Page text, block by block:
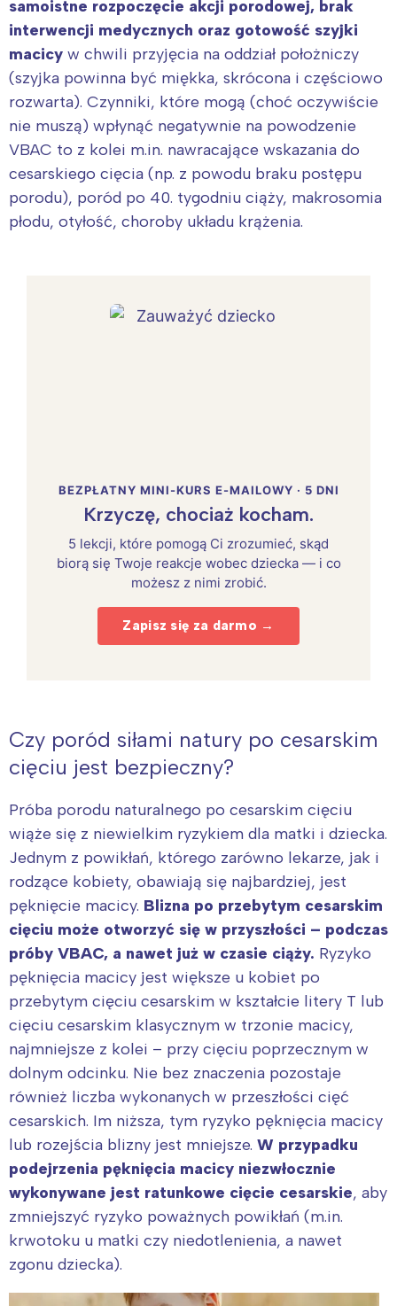
samoistne rozpoczęcie akcji porodowej, brak
interwencji medycznych oraz gotowość szyjki
macicy w chwili przyjęcia na oddział położniczy
(szyjka powinna być miękka, skrócona i częściowo
rozwarta). Czynniki, które mogą (choć oczywiście
nie muszą) wpłynąć negatywnie na powodzenie
VBAC to z kolei m.in. nawracające wskazania do
cesarskiego cięcia (np. z powodu braku postępu
porodu), poród po 40. tygodniu ciąży, makrosomia
płodu, otyłość, choroby układu krążenia.
BEZPŁATNY MINI-KURS E-MAILOWY · 5 DNI
Krzyczę, chociaż kocham.
5 lekcji, które pomogą Ci zrozumieć, skąd
biorą się Twoje reakcje wobec dziecka — i co
możesz z nimi zrobić.
Zapisz się za darmo →
Czy poród siłami natury po cesarskim
cięciu jest bezpieczny?
Próba porodu naturalnego po cesarskim cięciu
wiąże się z niewielkim ryzykiem dla matki i dziecka.
Jednym z powikłań, którego zarówno lekarze, jak i
rodzące kobiety, obawiają się najbardziej, jest
pęknięcie macicy. Blizna po przebytym cesarskim
cięciu może otworzyć się w przyszłości – podczas
próby VBAC, a nawet już w czasie ciąży. Ryzyko
pęknięcia macicy jest większe u kobiet po
przebytym cięciu cesarskim w kształcie litery T lub
cięciu cesarskim klasycznym w trzonie macicy,
najmniejsze z kolei – przy cięciu poprzecznym w
dolnym odcinku. Nie bez znaczenia pozostaje
również liczba wykonanych w przeszłości cięć
cesarskich. Im niższa, tym ryzyko pęknięcia macicy
lub rozejścia blizny jest mniejsze. W przypadku
podejrzenia pęknięcia macicy niezwłocznie
wykonywane jest ratunkowe cięcie cesarskie, aby
zmniejszyć ryzyko poważnych powikłań (m.in.
krwotoku u matki czy niedotlenienia, a nawet
zgonu dziecka).